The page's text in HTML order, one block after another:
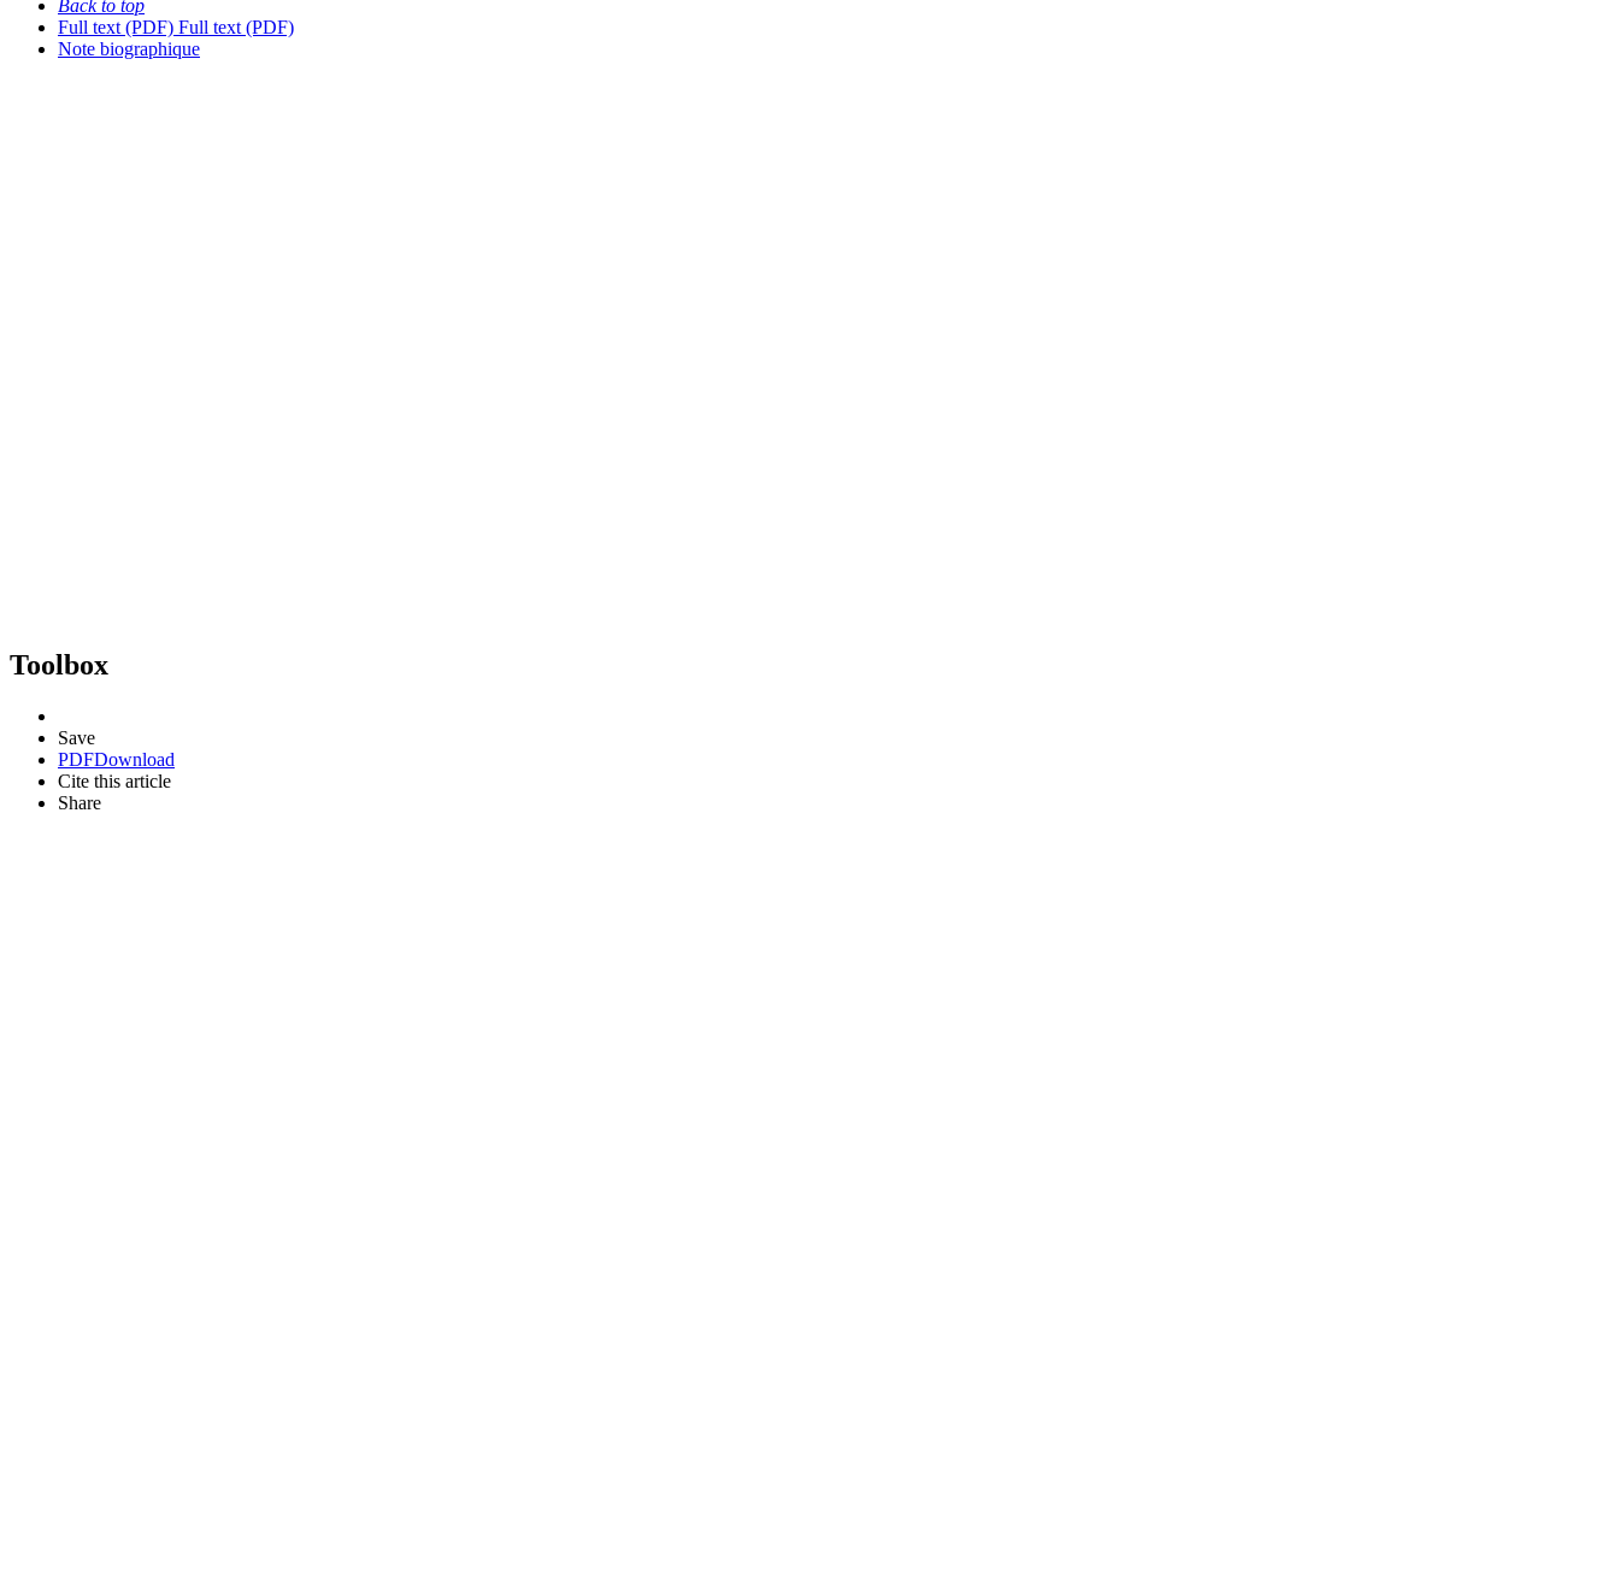
Back to top
Full text (PDF) Full text (PDF)
Note biographique
Toolbox
Save
PDFDownload
Cite this article
Share